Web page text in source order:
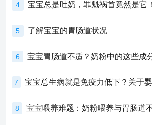
4 宝宝总是吐奶，罪魁祸首竟然是它！
5 了解宝宝的胃肠道状况
6
7
8